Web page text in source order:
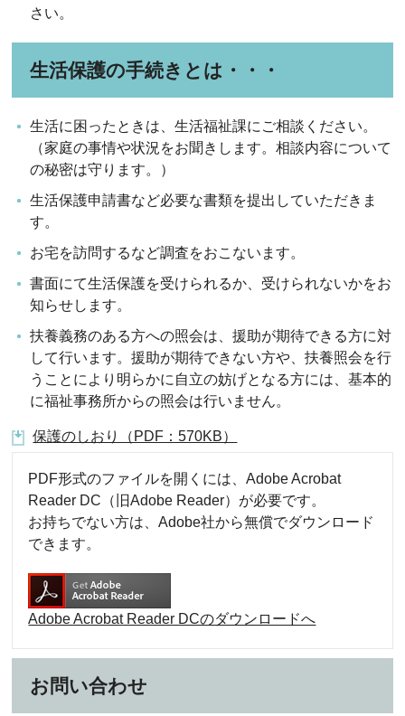
さい。
生活保護の手続きとは・・・
生活に困ったときは、生活福祉課にご相談ください。
（家庭の事情や状況をお聞きします。相談内容について
の秘密は守ります。）
生活保護申請書など必要な書類を提出していただきま
す。
お宅を訪問するなど調査をおこないます。
書面にて生活保護を受けられるか、受けられないかをお
知らせします。
扶養義務のある方への照会は、援助が期待できる方に対
して行います。援助が期待できない方や、扶養照会を行
うことにより明らかに自立の妨げとなる方には、基本的
に福祉事務所からの照会は行いません。
保護のしおり（PDF：570KB）
PDF形式のファイルを開くには、Adobe Acrobat
Reader DC（旧Adobe Reader）が必要です。
お持ちでない方は、Adobe社から無償でダウンロード
できます。
Adobe Acrobat Reader DCのダウンロードへ
お問い合わせ